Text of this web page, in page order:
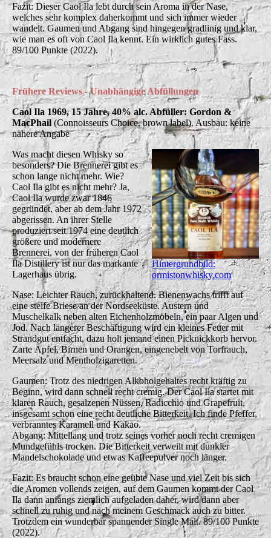
Fazit: Dieser Caol Ila lebt durch sein Aroma in der Nase,
welches sehr komplex daherkommt und sich immer wieder
wandelt. Gaumen und Abgang sind hingegen gradlinig und klar,
wie man es oft von Caol Ila kennt. Ein wirklich gutes Fass.
89/100 Punkte (2022).
Frühere Reviews - Unabhängige Abfüllungen
Caol Ila 1969, 15 Jahre, 40% alc. Abfüller: Gordon &
MacPhail (Connoisseurs Choice, brown label). Ausbau: keine
nähere Angabe
Hintergrundbild:
ormistonwhisky.com
Was macht diesen Whisky so
besonders? Die Brennerei gibt es
schon lange nicht mehr. Wie?
Caol Ila gibt es nicht mehr? Ja,
Caol Ila wurde zwar 1846
gegründet, aber ab dem Jahr 1972
abgerissen. An ihrer Stelle
produziert seit 1974 eine deutlich
größere und modernere
Brennerei, von der früheren Caol
Ila Distillery ist nur das markante
Lagerhaus übrig.
Nase: Leichter Rauch, zurückhaltend. Bienenwachs trifft auf
eine steife Briese an der Nordseeküste. Austern und
Muschelkalk neben alten Eichenholzmöbeln, ein paar Algen und
Jod. Nach längerer Beschäftigung wird ein kleines Feuer mit
Strandgut entfacht, dazu holt jemand einen Picknickkorb hervor.
Zarte Äpfel, Birnen und Orangen, eingenebelt von Torfrauch,
Meersalz und Mentholzigaretten.
Gaumen: Trotz des niedrigen Alkoholgehaltes recht kräftig zu
Beginn, wird dann schnell recht cremig. Der Caol Ila startet mit
klaren Rauch, gesalzenen Nüssen, Radicchio und Grapefruit,
insgesamt schon eine recht deutliche Bitterkeit. Ich finde Pfeffer,
verbranntes Karamell und Kakao.
Abgang: Mittellang und trotz seines vorher noch recht cremigen
Mundgefühls trocken. Die Bitterkeit verweilt mit dunkler
Mandelschokolade und etwas Kaffeepulver noch länger.
Fazit: Es braucht schon eine geübte Nase und viel Zeit bis sich
die Aromen vollends zeigen, auf dem Gaumen kommt der Caol
Ila dann anfangs ziemlich aufgeladen daher, wird dann aber
schnell zu ruhig und nach meinem Geschmack auch zu bitter.
Trotzdem ein wunderbar spannender Single Malt. 89/100 Punkte
(2022).